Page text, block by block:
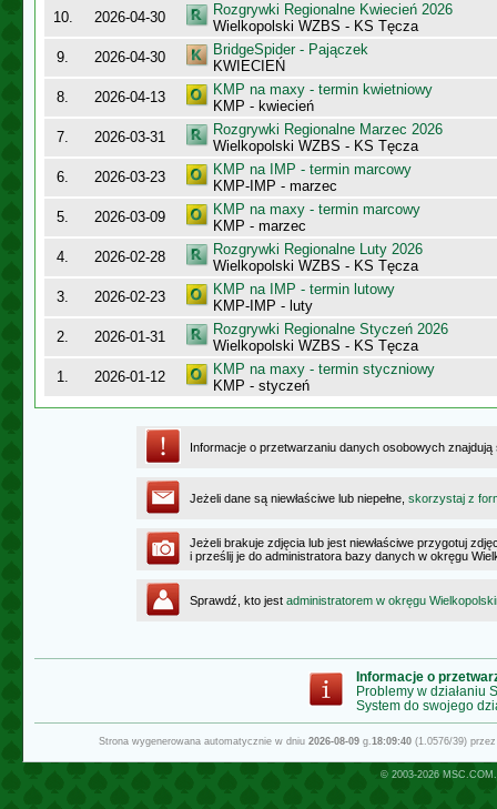
10.
2026-04-30
Rozgrywki Regionalne Kwiecień 2026
Wielkopolski WZBS - KS Tęcza
9.
2026-04-30
BridgeSpider - Pajączek
KWIECIEŃ
8.
2026-04-13
KMP na maxy - termin kwietniowy
KMP - kwiecień
7.
2026-03-31
Rozgrywki Regionalne Marzec 2026
Wielkopolski WZBS - KS Tęcza
6.
2026-03-23
KMP na IMP - termin marcowy
KMP-IMP - marzec
5.
2026-03-09
KMP na maxy - termin marcowy
KMP - marzec
4.
2026-02-28
Rozgrywki Regionalne Luty 2026
Wielkopolski WZBS - KS Tęcza
3.
2026-02-23
KMP na IMP - termin lutowy
KMP-IMP - luty
2.
2026-01-31
Rozgrywki Regionalne Styczeń 2026
Wielkopolski WZBS - KS Tęcza
1.
2026-01-12
KMP na maxy - termin styczniowy
KMP - styczeń
Informacje o przetwarzaniu danych osobowych
Jeżeli dane są niewłaściwe lub niepełne, skorzystaj z
Jeżeli brakuje zdjęcia lub jest niewłaściwe przygotuj
i prześlij je do administratora bazy danych w okręgu
Sprawdź, kto jest administratorem w okręgu
Informacje o
Problemy w działaniu
System do swojego
Strona wygenerowana automatycznie w dniu 2026-08-09g.18:09:40(1.0576/39)
© 2003-2026